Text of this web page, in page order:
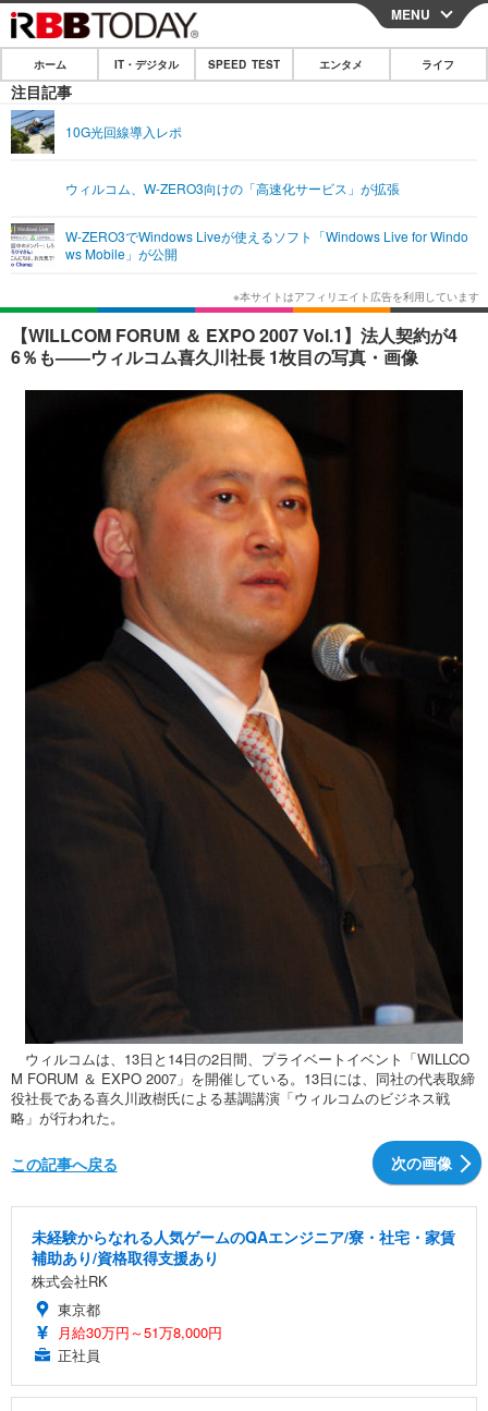
CLOSE
ホーム
IT・デジタル
ショッピング その他
エンタメTOP
韓国・芸能
音楽 スポーツ
ショッピング
ライフ
ライフTOP グルメ
ペット ショッピング
その他
リリース一覧
プッシュ通知の停止方法
MENU
ホーム IT・デジタル SPEED TEST エンタメ ライフ
注目記事
10G光回線導入レポ
ウィルコム、W-ZERO3向けの「高速化サービス」が拡張
W-ZERO3でWindows Liveが使えるソフト「Windows Live for Windo
ws Mobile」が公開
【WILLCOM FORUM ＆ EXPO 2007 Vol.1】法人契約が4
6％も——ウィルコム喜久川社長 1枚目の写真・画像
ウィルコムは、13日と14日の2日間、プライベートイベント「WILLCO
M FORUM ＆ EXPO 2007」を開催している。13日には、同社の代表取締
役社長である喜久川政樹氏による基調講演「ウィルコムのビジネス戦
略」が行われた。
次の画像
この記事へ戻る
未経験からなれる人気ゲームのQAエンジニア/寮・社宅・家賃
補助あり/資格取得支援あり
株式会社RK
東京都
月給30万円～51万8,000円
正社員